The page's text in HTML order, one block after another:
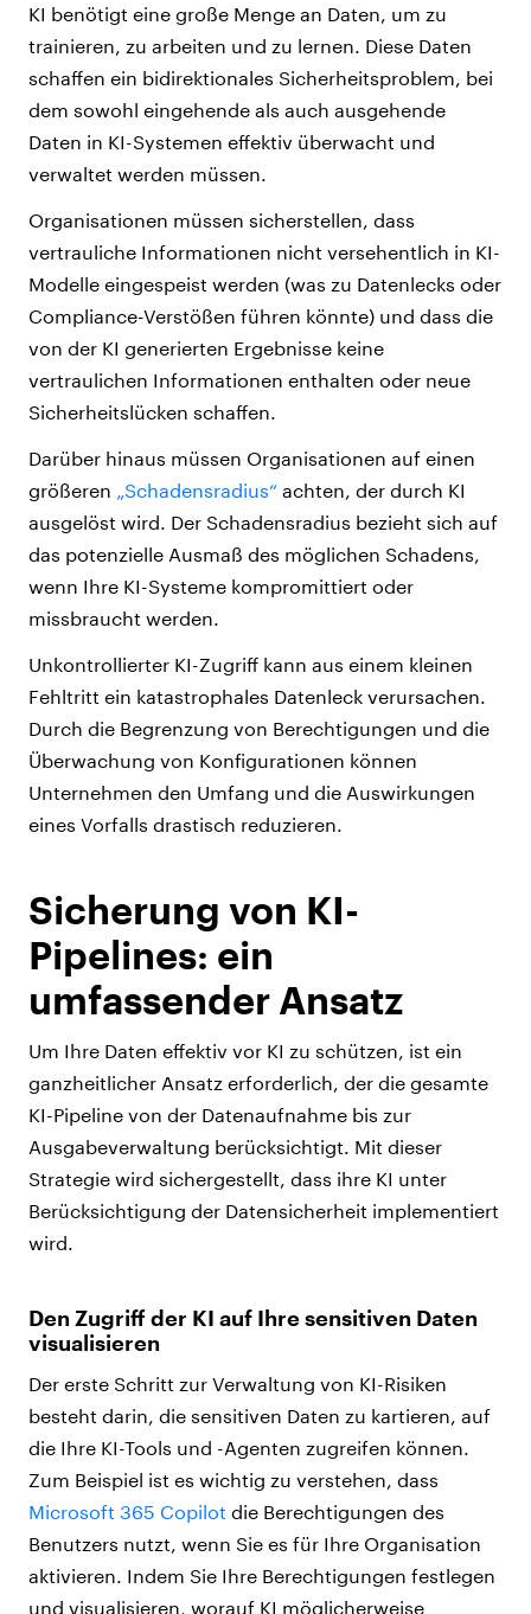
KI benötigt eine große Menge an Daten, um zu
trainieren, zu arbeiten und zu lernen. Diese Daten
schaffen ein bidirektionales Sicherheitsproblem, bei
dem sowohl eingehende als auch ausgehende
Daten in KI-Systemen effektiv überwacht und
verwaltet werden müssen.
Organisationen müssen sicherstellen, dass
vertrauliche Informationen nicht versehentlich in KI-
Modelle eingespeist werden (was zu Datenlecks oder
Compliance-Verstößen führen könnte) und dass die
von der KI generierten Ergebnisse keine
vertraulichen Informationen enthalten oder neue
Sicherheitslücken schaffen.
Darüber hinaus müssen Organisationen auf einen
größeren „Schadensradius“ achten, der durch KI
ausgelöst wird. Der Schadensradius bezieht sich auf
das potenzielle Ausmaß des möglichen Schadens,
wenn Ihre KI-Systeme kompromittiert oder
missbraucht werden.
Unkontrollierter KI-Zugriff kann aus einem kleinen
Fehltritt ein katastrophales Datenleck verursachen.
Durch die Begrenzung von Berechtigungen und die
Überwachung von Konfigurationen können
Unternehmen den Umfang und die Auswirkungen
eines Vorfalls drastisch reduzieren.
Sicherung von KI-
Pipelines: ein
umfassender Ansatz
Um Ihre Daten effektiv vor KI zu schützen, ist ein
ganzheitlicher Ansatz erforderlich, der die gesamte
KI-Pipeline von der Datenaufnahme bis zur
Ausgabeverwaltung berücksichtigt. Mit dieser
Strategie wird sichergestellt, dass ihre KI unter
Berücksichtigung der Datensicherheit implementiert
wird.
Den Zugriff der KI auf Ihre sensitiven Daten
visualisieren
Der erste Schritt zur Verwaltung von KI-Risiken
besteht darin, die sensitiven Daten zu kartieren, auf
die Ihre KI-Tools und -Agenten zugreifen können.
Zum Beispiel ist es wichtig zu verstehen, dass
Microsoft 365 Copilot die Berechtigungen des
Benutzers nutzt, wenn Sie es für Ihre Organisation
aktivieren. Indem Sie Ihre Berechtigungen festlegen
und visualisieren, worauf KI möglicherweise